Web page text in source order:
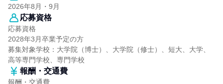
2026年8月・9月
応募資格
応募資格
2028年3月卒業予定の方
募集対象学校：大学院（博士）、大学院（修士）、短大、大学、
高等専門学校、専門学校
報酬・交通費
報酬・交通費